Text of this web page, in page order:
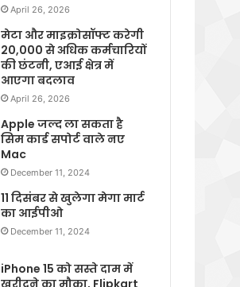
April 26, 2026
मेटा और माइक्रोसॉफ्ट करेगी
20,000 से अधिक कर्मचारियों
की छंटनी, एआई क्षेत्र में
आएगा बदलाव
April 26, 2026
Apple जल्द ला सकता है
सिम कार्ड सपोर्ट वाले नए
Mac
December 11, 2024
11 दिसंबर से खुलेगा मेगा मार्ट
का आईपीओ
December 11, 2024
iPhone 15 को सस्ते दाम में
खरीदने का मौका, Flipkart